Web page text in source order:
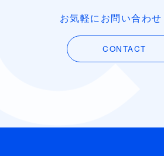
お気軽にお問い合わ
CONTACT